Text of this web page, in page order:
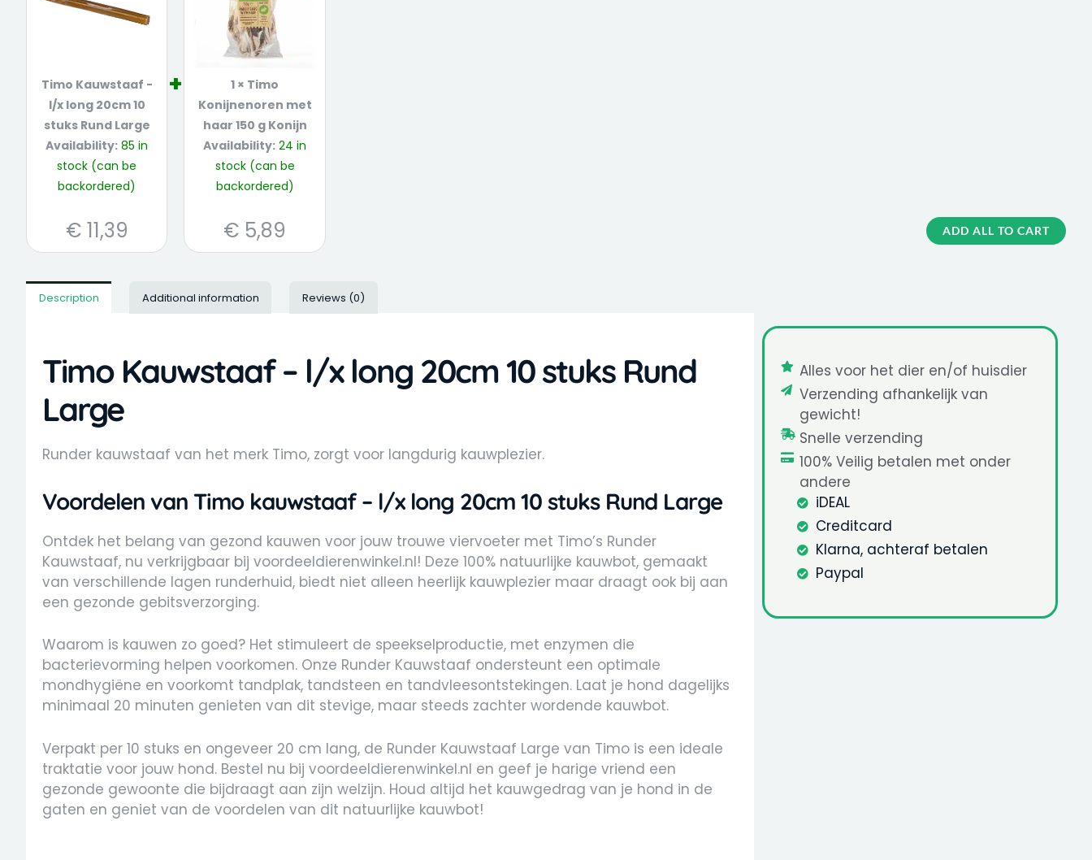
long
Large
Timo Kauwstaaf -
l/x long 20cm 10
stuks Rund Large
Availability: 85 in
stock (can be
backordered)
€ 11,39
150
g
Konijn
1 × Timo
Konijnenoren met
haar 150 g Konijn
Availability: 24 in
stock (can be
backordered)
€ 5,89 ADD ALL TO CART
Description Additional information Reviews (0)
Timo Kauwstaaf – l/x long 20cm 10 stuks Rund
Large
Runder kauwstaaf van het merk Timo, zorgt voor langdurig kauwplezier.
Voordelen van Timo kauwstaaf – l/x long 20cm 10 stuks Rund Large
Ontdek het belang van gezond kauwen voor jouw trouwe viervoeter met Timo’s Runder
Kauwstaaf, nu verkrijgbaar bij voordeeldierenwinkel.nl! Deze 100% natuurlijke kauwbot, gemaakt
van verschillende lagen runderhuid, biedt niet alleen heerlijk kauwplezier maar draagt ook bij aan
een gezonde gebitsverzorging.
Waarom is kauwen zo goed? Het stimuleert de speekselproductie, met enzymen die
bacterievorming helpen voorkomen. Onze Runder Kauwstaaf ondersteunt een optimale
mondhygiëne en voorkomt tandplak, tandsteen en tandvleesontstekingen. Laat je hond dagelijks
minimaal 20 minuten genieten van dit stevige, maar steeds zachter wordende kauwbot.
Verpakt per 10 stuks en ongeveer 20 cm lang, de Runder Kauwstaaf Large van Timo is een ideale
traktatie voor jouw hond. Bestel nu bij voordeeldierenwinkel.nl en geef je harige vriend een
gezonde gewoonte die bijdraagt aan zijn welzijn. Houd altijd het kauwgedrag van je hond in de
gaten en geniet van de voordelen van dit natuurlijke kauwbot!
Alles voor het dier en/of huisdier
Verzending afhankelijk van
gewicht!
Snelle verzending
100% Veilig betalen met onder
andere
iDEAL
Creditcard
Klarna, achteraf betalen
Paypal